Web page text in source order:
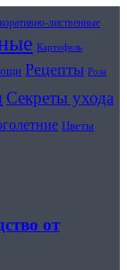
лиственные
Картофель
Рецепты Роза
Секреты ухода
Цветы
от